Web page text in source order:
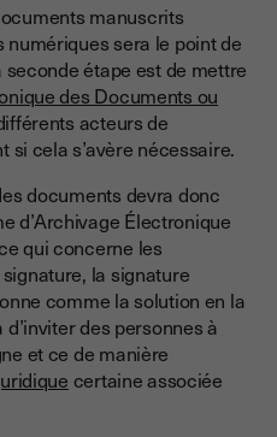
manuscrits
numériques sera le point de
étape est de mettre
des Documents ou
acteurs de
cela s’avère nécessaire.
documents devra donc
d’Archivage Électronique
qui concerne les
la signature
comme la solution en la
des personnes à
et ce de manière
certaine associée